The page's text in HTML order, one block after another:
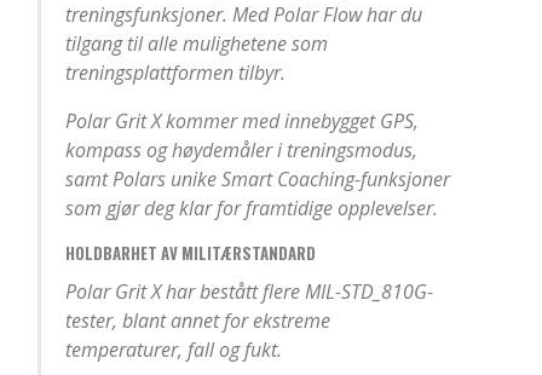
treningsfunksjoner. Med Polar Flow har du
tilgang til alle mulighetene som
treningsplattformen tilbyr.
Polar Grit X kommer med innebygget GPS,
kompass og høydemåler i treningsmodus,
samt Polars unike Smart Coaching-funksjoner
som gjør deg klar for framtidige opplevelser.
HOLDBARHET AV MILITÆRSTANDARD
Polar Grit X har bestått flere MIL-STD_810G-
tester, blant annet for ekstreme
temperaturer, fall og fukt.